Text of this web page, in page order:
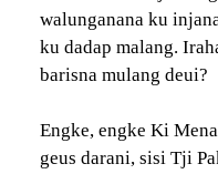
walunganana ku
ku dadap malang.
barisna mulang deui?
Engke, engke Ki
geus darani, sisi Tji